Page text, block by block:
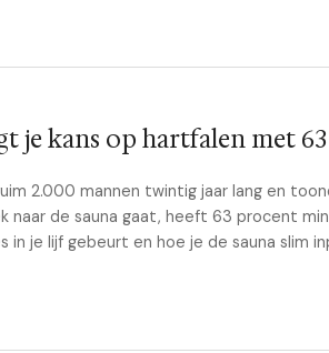
je kans op hartfalen met
2.000 mannen twintig jaar lang en
naar de sauna gaat, heeft 63 procent
in je lijf gebeurt en hoe je de sauna slim